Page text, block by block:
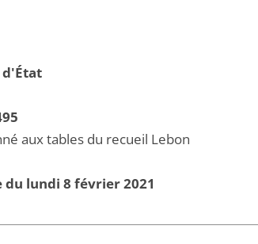
d'État
aux tables du recueil Lebon
du lundi 8 février 2021